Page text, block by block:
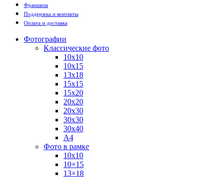
Франшиза
Поддержка и контакты
Оплата и доставка
Фотографии
Классические фото
10х10
10х15
13х18
15х15
15х20
20х20
20х30
30х30
30х40
А4
Фото в рамке
10х10
10×15
13×18